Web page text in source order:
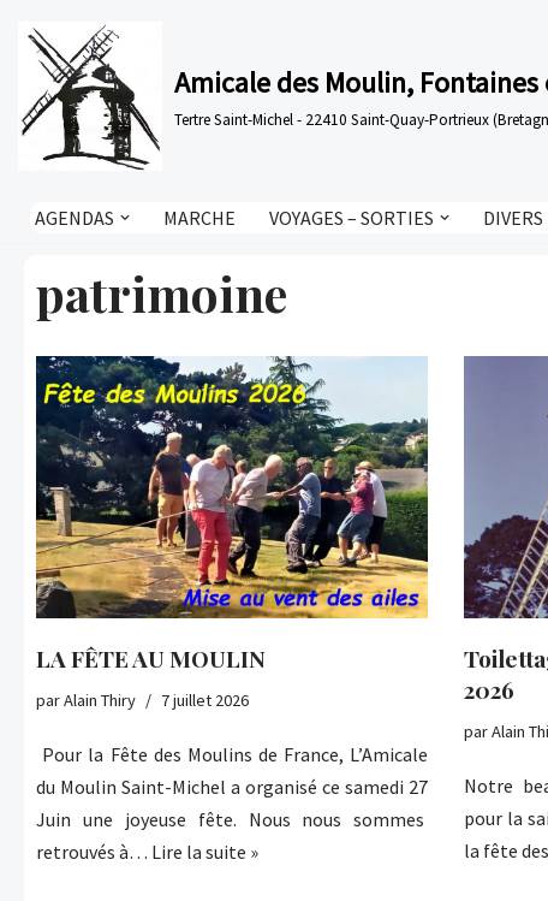
Aller
au
contenu
Amicale des Moulin,
Tertre Saint-Michel - 22410 Saint-Quay-Portrieux
AGENDAS MARCHE VOYAGES – SORTIES DIVERS
patrimoine
LA FÊTE AU MOULIN
parAlain Thiry 7 juillet 2026
Pour la Fête des Moulins de France, L’Amicale
du Moulin Saint-Michel a organisé ce samedi 27
Juin une joyeuse fête. Nous nous sommes
retrouvés à… Lire la suite »
2026
parAlain
Notre
pour la
la fête